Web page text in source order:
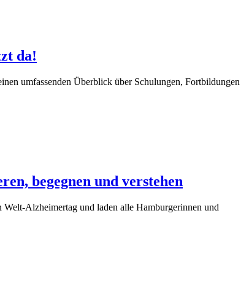
da!
umfassenden Überblick über Schulungen, Fortbildungen
begegnen und verstehen
Alzheimertag und laden alle Hamburgerinnen und